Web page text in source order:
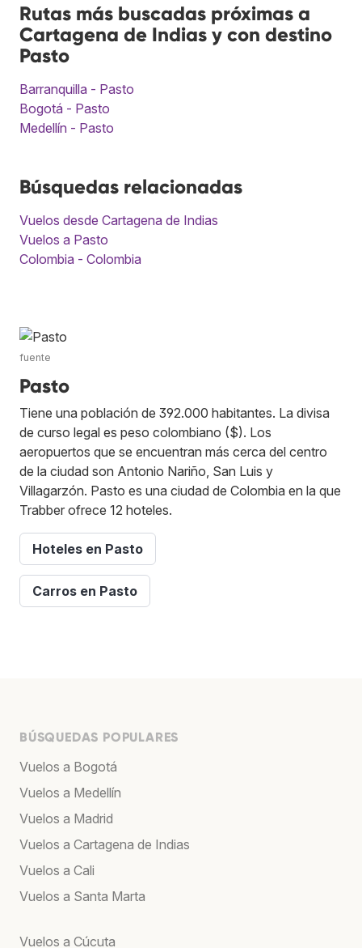
Rutas más buscadas próximas a
Cartagena de Indias y con destino
Pasto
Barranquilla - Pasto
Bogotá - Pasto
Medellín - Pasto
Búsquedas relacionadas
Vuelos desde Cartagena de Indias
Vuelos a Pasto
Colombia - Colombia
fuente
Pasto
Tiene una población de 392.000 habitantes. La divisa
de curso legal es peso colombiano ($). Los
aeropuertos que se encuentran más cerca del centro
de la ciudad son Antonio Nariño, San Luis y
Villagarzón. Pasto es una ciudad de Colombia en la que
Trabber ofrece 12 hoteles.
Hoteles en Pasto
Carros en Pasto
BÚSQUEDAS POPULARES
Vuelos a Bogotá
Vuelos a Medellín
Vuelos a Madrid
Vuelos a Cartagena de Indias
Vuelos a Cali
Vuelos a Santa Marta
Vuelos a Cúcuta